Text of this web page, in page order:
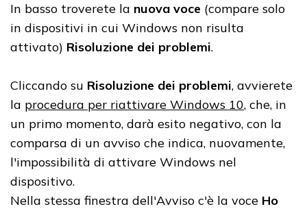
In basso troverete la nuova voce (compare solo
in dispositivi in cui Windows non risulta
attivato) Risoluzione dei problemi.
Cliccando su Risoluzione dei problemi, avvierete
la procedura per riattivare Windows 10, che, in
un primo momento, darà esito negativo, con la
comparsa di un avviso che indica, nuovamente,
l'impossibilità di attivare Windows nel
dispositivo.
Nella stessa finestra dell'Avviso c'è la voce Ho